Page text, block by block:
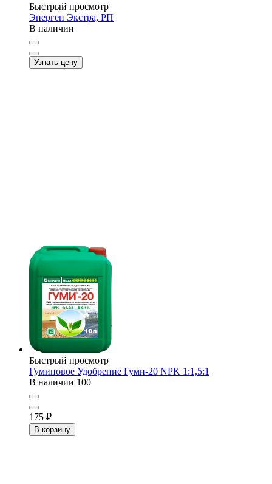
Быстрый просмотр
Энерген Экстра, РП
В наличии
Узнать цену
Быстрый просмотр
Гуминовое Удобрение Гуми-20 NPK 1:1,5:1
В наличии 100
175 ₽
В корзину